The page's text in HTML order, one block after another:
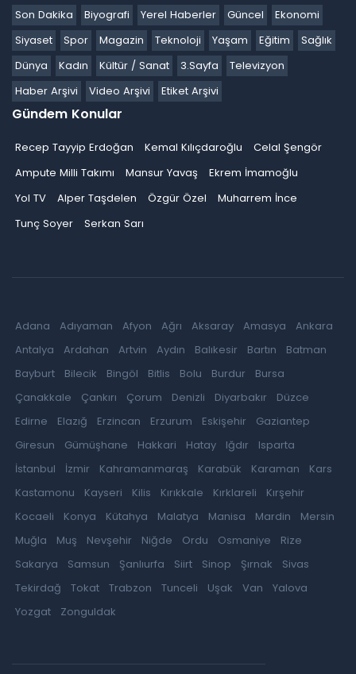
Son Dakika
Biyografi Yerel Haberler Güncel
Ekonomi
Siyaset
Spor Magazin Teknoloji Yaşam Eğitim
Sağlık
Dünya
Kadın Kültür / Sanat 3.Sayfa
Televizyon
Haber Arşivi
Video Arşivi Etiket Arşivi
Gündem Konular
Recep Tayyip Erdoğan Kemal Kılıçdaroğlu
Celal Şengör
Ampute Milli Takımı
Mansur Yavaş
Ekrem İmamoğlu
Yol TV
Alper Taşdelen Özgür Özel
Muharrem İnce
Tunç Soyer
Serkan Sarı
Adana Adıyaman Afyon Ağrı Aksaray Amasya
Ankara
Antalya
Ardahan Artvin Aydın Balıkesir Bartın
Batman
Bayburt
Bilecik Bingöl Bitlis Bolu Burdur
Bursa
Çanakkale
Çankırı Çorum Denizli Diyarbakır
Düzce
Edirne
Elazığ Erzincan Erzurum Eskişehir
Gaziantep
Giresun
Gümüşhane Hakkari Hatay Iğdır
Isparta
İstanbul
İzmir Kahramanmaraş Karabük Karaman
Kars
Kastamonu
Kayseri Kilis Kırıkkale Kırklareli
Kırşehir
Kocaeli
Konya Kütahya Malatya Manisa Mardin
Mersin
Muğla
Muş Nevşehir Niğde Ordu Osmaniye
Rize
Sakarya
Samsun Şanlıurfa Siirt Sinop Şırnak
Sivas
Tekirdağ
Tokat Trabzon Tunceli Uşak Van
Yalova
Yozgat
Zonguldak